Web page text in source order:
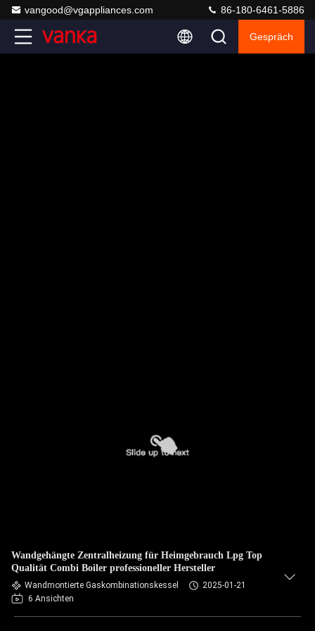
vangood@vgappliances.com 86-180-6461-5886
Gespräch
Wandgehängte Zentralheizung für Heimgebrauch Lpg Top
Qualität Combi Boiler professioneller Hersteller
Wandmontierte Gaskombinationskessel
2025-01-21
6 Ansichten